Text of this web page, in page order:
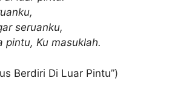
seruanku,
pintu, Ku masuklah.
Berdiri Di Luar Pintu”)